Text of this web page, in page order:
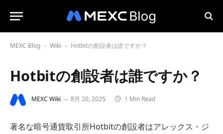
MEXC Blog - Wiki - Hotbitの創設者は誰ですか？
Hotbitの創設者は誰ですか？
MEXC Wiki 8月 20, 2025 1 Min Read
著名な暗号通貨取引所Hotbitの創設者はアレックス・ジ